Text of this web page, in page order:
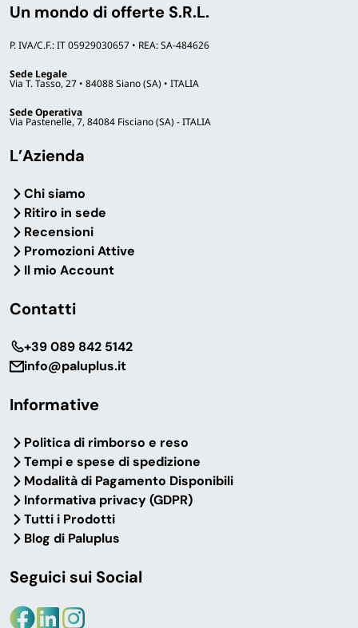
Un mondo di offerte S.R.L.
P. IVA/C.F.: IT 05929030657 • REA: SA-484626
Sede Legale
Via T. Tasso, 27 • 84088 Siano (SA) • ITALIA
Sede Operativa
Via Pastenelle, 7, 84084 Fisciano (SA) - ITALIA
L’Azienda
Chi siamo
Ritiro in sede
Recensioni
Promozioni Attive
Il mio Account
Contatti
‎+39 089 842 5142
info@paluplus.it
Informative
Politica di rimborso e reso
Tempi e spese di spedizione
Modalità di Pagamento Disponibili
Informativa privacy (GDPR)
Tutti i Prodotti
Blog di Paluplus
Seguici sui Social